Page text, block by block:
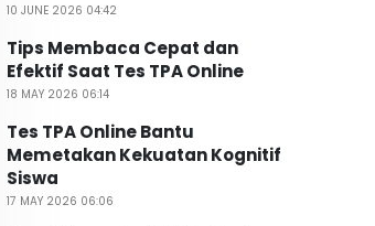
10 JUNE 2026 04:42
Tips Membaca Cepat dan
Efektif Saat Tes TPA Online
18 MAY 2026 06:14
Tes TPA Online Bantu
Memetakan Kekuatan Kognitif
Siswa
17 MAY 2026 06:06